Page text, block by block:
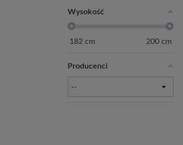
Wysokość
182 cm 200 cm
Producenci